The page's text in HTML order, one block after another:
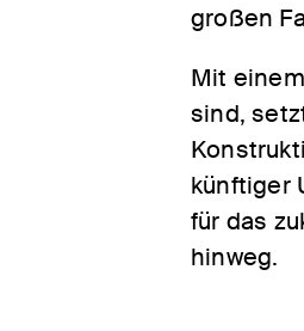
großen
Mit
sind,
künftiger
für das
hinweg.